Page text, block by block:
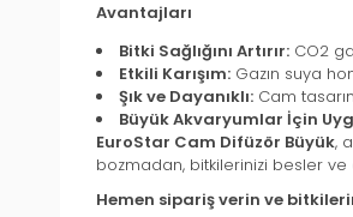
Avantajları
Bitki Sağlığını Artırır: CO2
Etkili Karışım: Gazın suya
Şık ve Dayanıklı: Cam
Büyük Akvaryumlar İçin
EuroStar Cam Difüzör Büyük,
bozmadan, bitkilerinizi besler
Hemen sipariş verin ve